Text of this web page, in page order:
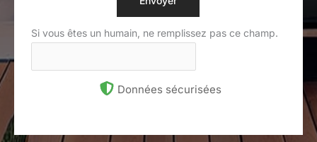
Si vous êtes un humain, ne remplissez pas ce champ.
Données sécurisées